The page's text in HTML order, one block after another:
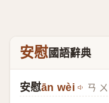
安慰國語辭典
安慰ān wèi ㄢ